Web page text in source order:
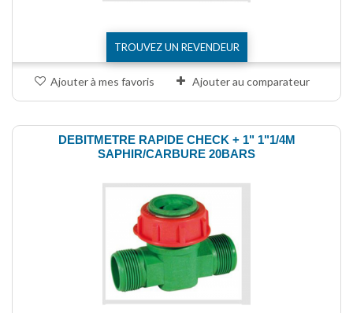
TROUVEZ UN REVENDEUR
Ajouter à mes favoris Ajouter au comparateur
DEBITMETRE RAPIDE CHECK + 1" 1"1/4M
SAPHIR/CARBURE 20BARS